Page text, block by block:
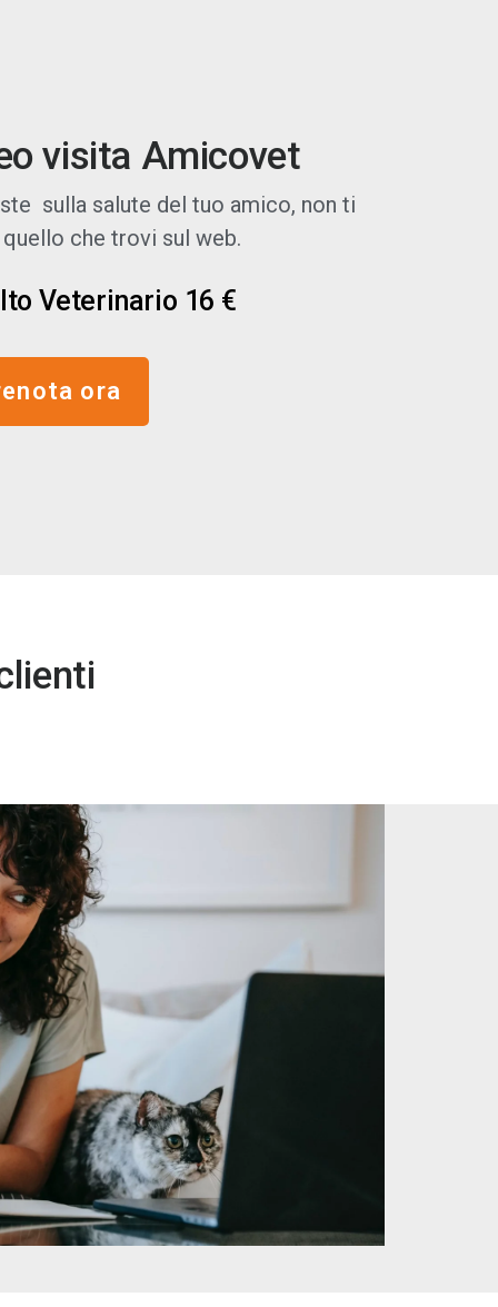
visita Amicovet
sulla salute del tuo amico, non ti
che trovi sul web.
Veterinario 16 €
ora